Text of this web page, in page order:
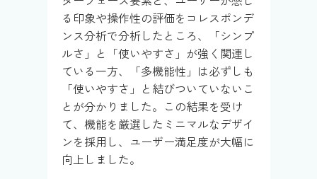
る印象や操作性の評価をコレスポンデ
ンス分析で分析したところ、「シンプ
ルさ」と「使いやすさ」が強く関連し
ている一方、「多機能性」は必ずしも
「使いやすさ」と結びついていないこ
とが分かりました。この結果を受け
て、機能を厳選したミニマルなデザイ
ンを採用し、ユーザー満足度が大幅に
向上しました。